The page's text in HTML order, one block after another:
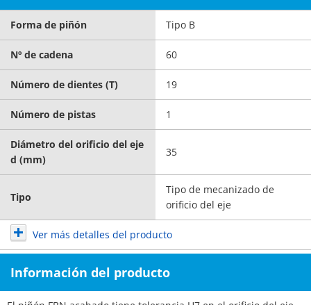
Forma de piñón Tipo B
Nº de cadena 60
Número de dientes (T) 19
Número de pistas 1
Diámetro del orificio del eje
d (mm)
35
Tipo
Tipo de mecanizado de
orificio del eje
Ver más detalles del producto
Información del producto